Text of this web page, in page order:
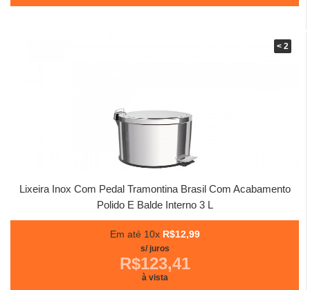
< 2
Lixeira Inox Com Pedal Tramontina Brasil Com Acabamento
Polido E Balde Interno 3 L
Em até 10x R$12,99
s/ juros
R$123,41
à vista